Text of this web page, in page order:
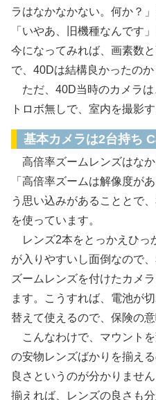
ラはなかなかない。何か？
「いやあ、旧機種なんです
今になってみれば、画素数
で、40Dは結構良かったのか
ただ、40D当時のカメラは
トロボ無しで、室内を撮影
基本カメラは2台持ち
高倍率ズームレンズはなか
「高倍率ズームは解像度が
う思い込みがあることとで
を使っています。
レンズ2本をとっかえひっ
が入りやすいし面倒なので
ズームレンズを付けたカメ
ます。こうすれば、電池が
替えて使えるので、保険の意
こんなわけで、マウント
の安物レンズばかりを揃え
良さというのが分かりませ
揃えれば、レンズの良さも分